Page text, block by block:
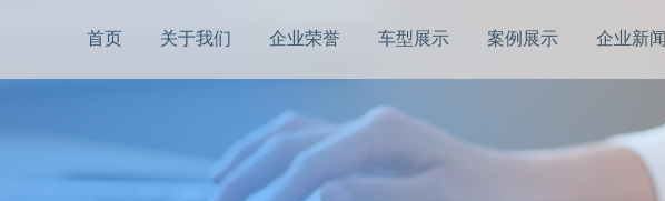
首页 关于我们 企业荣誉 车型展示 案例展示 企业新闻